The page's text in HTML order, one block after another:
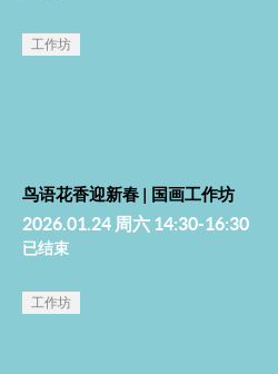
工作坊
鸟语花香迎新春 | 国画工作坊
2026.01.24 周六 14:30-16:30
已结束
工作坊